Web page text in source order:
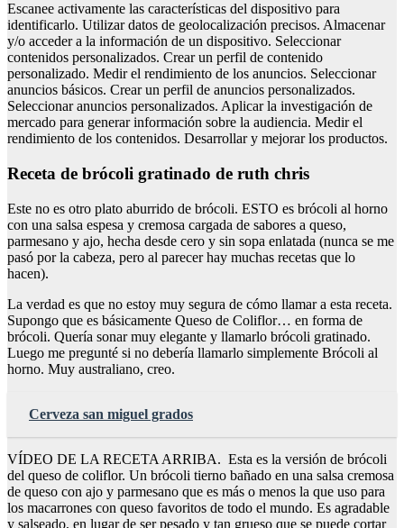
Escanee activamente las características del dispositivo para
identificarlo. Utilizar datos de geolocalización precisos. Almacenar
y/o acceder a la información de un dispositivo. Seleccionar
contenidos personalizados. Crear un perfil de contenido
personalizado. Medir el rendimiento de los anuncios. Seleccionar
anuncios básicos. Crear un perfil de anuncios personalizados.
Seleccionar anuncios personalizados. Aplicar la investigación de
mercado para generar información sobre la audiencia. Medir el
rendimiento de los contenidos. Desarrollar y mejorar los productos.
Receta de brócoli gratinado de ruth chris
Este no es otro plato aburrido de brócoli. ESTO es brócoli al horno
con una salsa espesa y cremosa cargada de sabores a queso,
parmesano y ajo, hecha desde cero y sin sopa enlatada (nunca se me
pasó por la cabeza, pero al parecer hay muchas recetas que lo
hacen).
La verdad es que no estoy muy segura de cómo llamar a esta receta.
Supongo que es básicamente Queso de Coliflor… en forma de
brócoli. Quería sonar muy elegante y llamarlo brócoli gratinado.
Luego me pregunté si no debería llamarlo simplemente Brócoli al
horno. Muy australiano, creo.
Cerveza san miguel grados
VÍDEO DE LA RECETA ARRIBA. Esta es la versión de brócoli
del queso de coliflor. Un brócoli tierno bañado en una salsa cremosa
de queso con ajo y parmesano que es más o menos la que uso para
los macarrones con queso favoritos de todo el mundo. Es agradable
y salseado, en lugar de ser pesado y tan grueso que se puede cortar